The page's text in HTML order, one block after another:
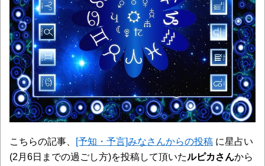
こちらの記事、 [予知・予言]みなさんからの投稿 に星占い
(2月6日までの過ごし方)を投稿して頂いたルピカさんから